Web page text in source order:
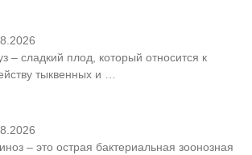
– сладкий плод, который относится к
тыквенных и
– это острая бактериальная зоонозная